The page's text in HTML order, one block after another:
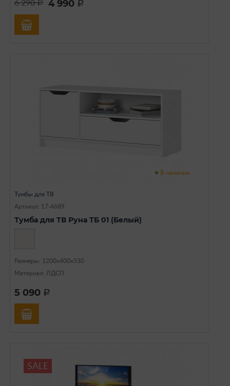
6 290a 4 990 a
В наличии
Тумбы для ТВ
Артикул: 17-4689
Тумба для ТВ Руна ТБ 01 (Белый)
Размеры: 1200х400х530
Материал: ЛДСП
5 090 a
SALE